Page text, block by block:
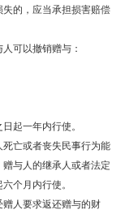
的，应当承担损害赔偿
可以撤销赠与：
起一年内行使。
亡或者丧失民事行为能
与人的继承人或者法定
个月内行使。
人要求返还赠与的财